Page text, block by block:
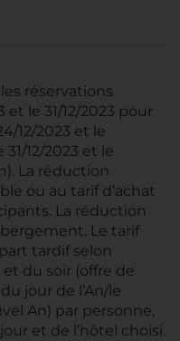
réservations
le 31/12/2023 pour
12/2023 et le
31/12/2023 et le
La réduction
ou au tarif d’achat
La réduction
Le tarif
tardif selon
du soir (offre de
jour de l’An/le
An) par personne,
et de l’hôtel choisi.